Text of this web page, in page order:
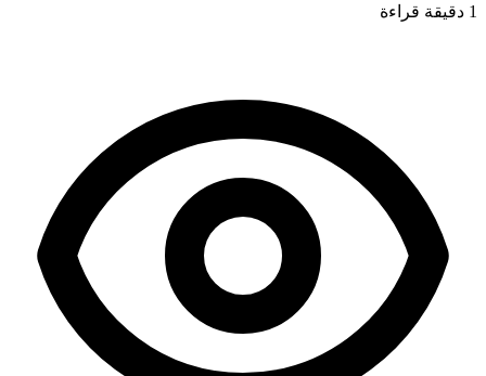
1 دقيقة قراءة